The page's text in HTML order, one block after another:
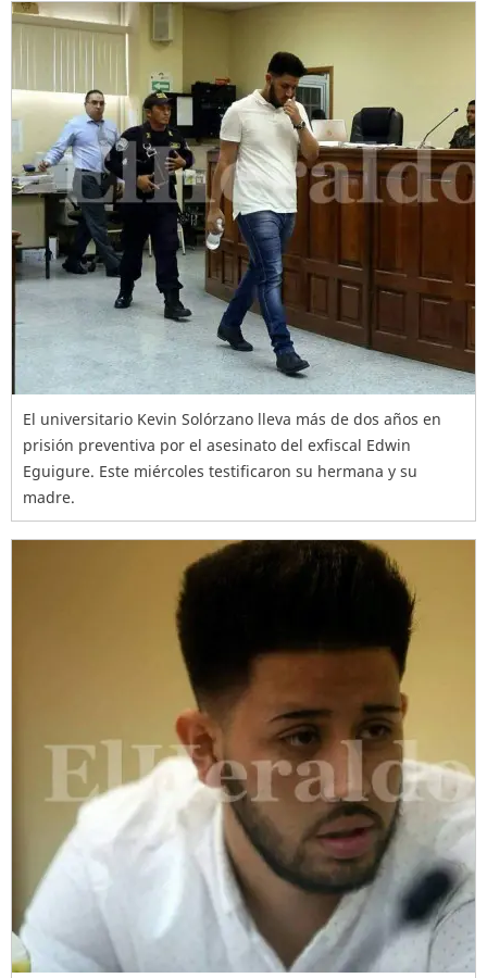
El universitario Kevin Solórzano lleva más de dos años en
prisión preventiva por el asesinato del exfiscal Edwin
Eguigure. Este miércoles testificaron su hermana y su
madre.